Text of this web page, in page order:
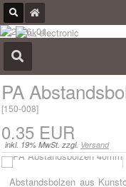
PA
[150-008]
0.35 EUR
inkl. 19% MwSt. zzgl. Versand
Abstandsbolzen aus